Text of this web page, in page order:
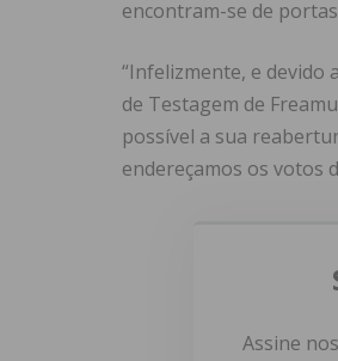
encontram-se de
“Infelizmente, e devido
de Testagem de
possível a sua
endereçamos os votos
Assine